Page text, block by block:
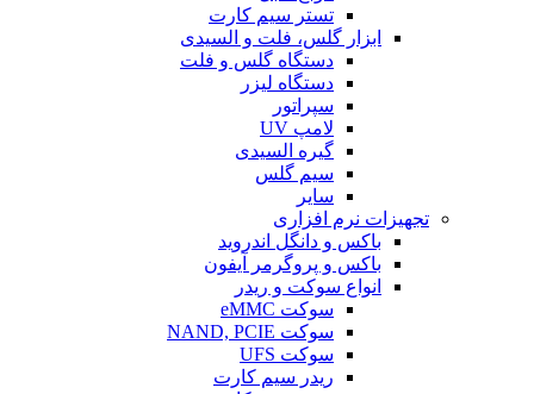
تستر سیم کارت
ابزار گلس، فلت و السیدی
دستگاه گلس و فلت
دستگاه لیزر
سپراتور
لامپ UV
گیره السیدی
سیم گلس
سایر
تجهیزات نرم افزاری
باکس و دانگل اندروید
باکس و پروگرمر آیفون
انواع سوکت و ریدر
سوکت eMMC
سوکت NAND, PCIE
سوکت UFS
ریدر سیم کارت